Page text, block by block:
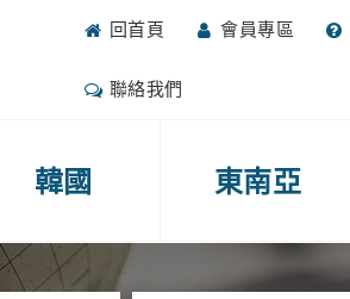
回首頁 會員專區
聯絡我們
韓國 東南亞